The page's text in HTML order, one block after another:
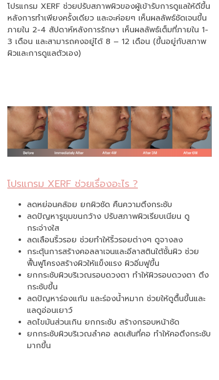
โปรแกรม XERF ช่วยปรับสภาพผิวของผู้เข้ารับการดูแลให้ดีขึ้น
หลังการทำเพียงครั้งเดียว และจะค่อยๆ เห็นผลลัพธ์ชัดเจนขึ้น
ภายใน 2-4 สัปดาห์หลังการรักษา เห็นผลลัพธ์เต็มที่ภายใน 1-
3 เดือน และสามารถคงอยู่ได้ 8 – 12 เดือน (ขึ้นอยู่กับสภาพ
ผิวและการดูแลตัวเอง)
โปรแกรม XERF ช่วยเรื่องอะไร ?
ลดหย่อนคล้อย ยกผิวชัด คืนความตึงกระชับ
ลดปัญหารูขุมขนกว้าง ปรับสภาพผิวเรียบเนียน ดู
กระจ่างใส
ลดเลือนริ้วรอย ช่วยทำให้ริ้วรอยต่างๆ ดูจางลง
กระตุ้นการสร้างคอลลาเจนและอีลาสตินใต้ชั้นผิว ช่วย
ฟื้นฟูโครงสร้างผิวให้แข็งแรง ผิวอิ่มฟูขึ้น
ยกกระชับผิวบริเวณรอบดวงตา ทำให้ผิวรอบดวงตา ตึง
กระชับขึ้น
ลดปัญหาร่องแก้ม และร่องน้ำหมาก ช่วยให้ดูตื้นขึ้นและ
แลดูอ่อนเยาว์
ลดไขมันส่วนเกิน ยกกระชับ สร้างกรอบหน้าชัด
ยกกระชับผิวบริเวณลำคอ ลดเส้นที่คอ ทำให้คอตึงกระชับ
มากขึ้น